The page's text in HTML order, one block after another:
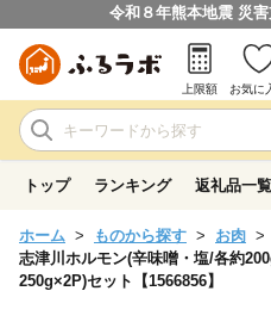
令和８年熊本地震 災
上限額 お気に
トップ ランキング 返礼品一覧
ホーム ものから探す お肉
志津川ホルモン(辛味噌・塩/各約
250g×2P)セット【1566856】